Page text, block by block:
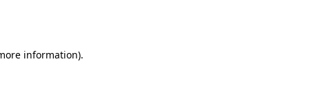
information).